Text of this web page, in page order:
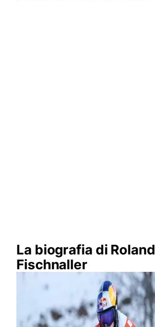
La biografia di Roland
Fischnaller